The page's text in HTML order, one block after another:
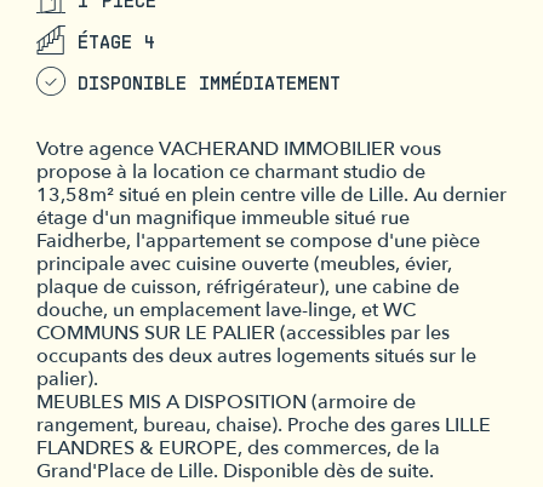
ÉTAGE 4
DISPONIBLE IMMÉDIATEMENT
Votre agence VACHERAND IMMOBILIER vous
propose à la location ce charmant studio de
13,58m² situé en plein centre ville de Lille. Au dernier
étage d'un magnifique immeuble situé rue
Faidherbe, l'appartement se compose d'une pièce
principale avec cuisine ouverte (meubles, évier,
plaque de cuisson, réfrigérateur), une cabine de
douche, un emplacement lave-linge, et WC
COMMUNS SUR LE PALIER (accessibles par les
occupants des deux autres logements situés sur le
palier).
MEUBLES MIS A DISPOSITION (armoire de
rangement, bureau, chaise). Proche des gares LILLE
FLANDRES & EUROPE, des commerces, de la
Grand'Place de Lille. Disponible dès de suite.